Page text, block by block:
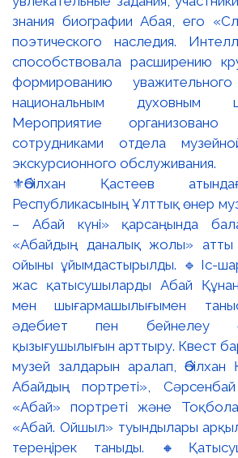
⚜️Әбілхан Қастеев
Республикасының Ұлттық өнер
– Абай күні» қарсаңында
«Абайдың даналық жолы» атты
ойыны ұйымдастырылды. 🔹Іс-
жас қатысушыларды Абай
мен шығармашылығымен
әдебиет пен бейнелеу
қызығушылығын арттыру. Квест
музей залдарын аралап, Әбілхан
Абайдың портреті»,
«Абай» портреті және
«Абай. Ойшыл» туындылары
тереңірек таныды.